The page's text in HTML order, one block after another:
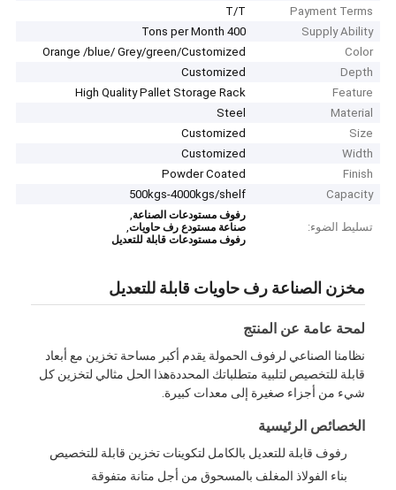
Payment Terms
T/T
Supply Ability
400 Tons per Month
Color
Orange /blue/ Grey/green/Customized
Depth
Customized
Feature
High Quality Pallet Storage Rack
Material
Steel
Size
Customized
Width
Customized
Finish
Powder Coated
Capacity
500kgs-4000kgs/shelf
تسليط الضوء:
رفوف مستودعات الصناعة,
صناعة مستودع رف حاويات,
رفوف مستودعات قابلة للتعديل
مخزن الصناعة رف حاويات قابلة للتعديل
لمحة عامة عن المنتج
نظامنا الصناعي لرفوف الحمولة يقدم أكبر مساحة تخزين مع أبعاد
قابلة للتخصيص لتلبية متطلباتك المحددةهذا الحل مثالي لتخزين كل
شيء من أجزاء صغيرة إلى معدات كبيرة.
الخصائص الرئيسية
رفوف قابلة للتعديل بالكامل لتكوينات تخزين قابلة للتخصيص
بناء الفولاذ المغلف بالمسحوق من أجل متانة متفوقة